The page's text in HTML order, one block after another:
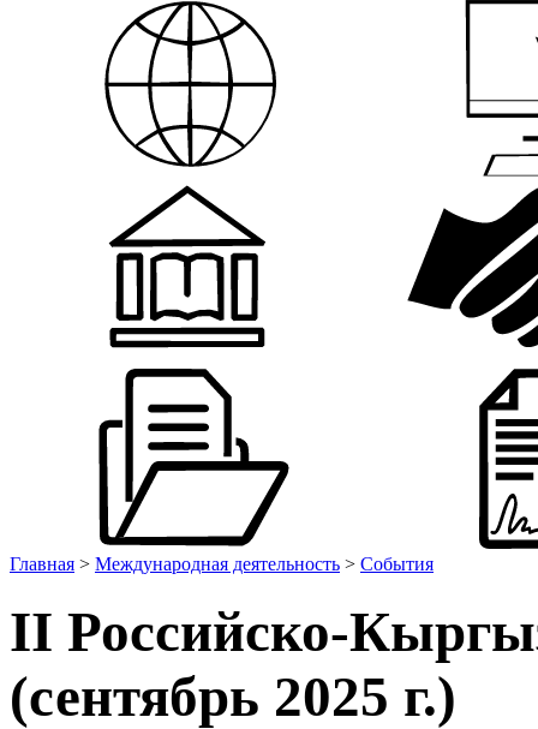
Главная > Международная деятельность > События
II Российско-
(сентябрь 2025 г.)